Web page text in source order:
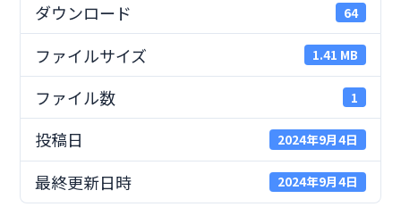
ダウンロード 64
ファイルサイズ 1.41 MB
ファイル数 1
投稿日 2024年9月4日
最終更新日時 2024年9月4日